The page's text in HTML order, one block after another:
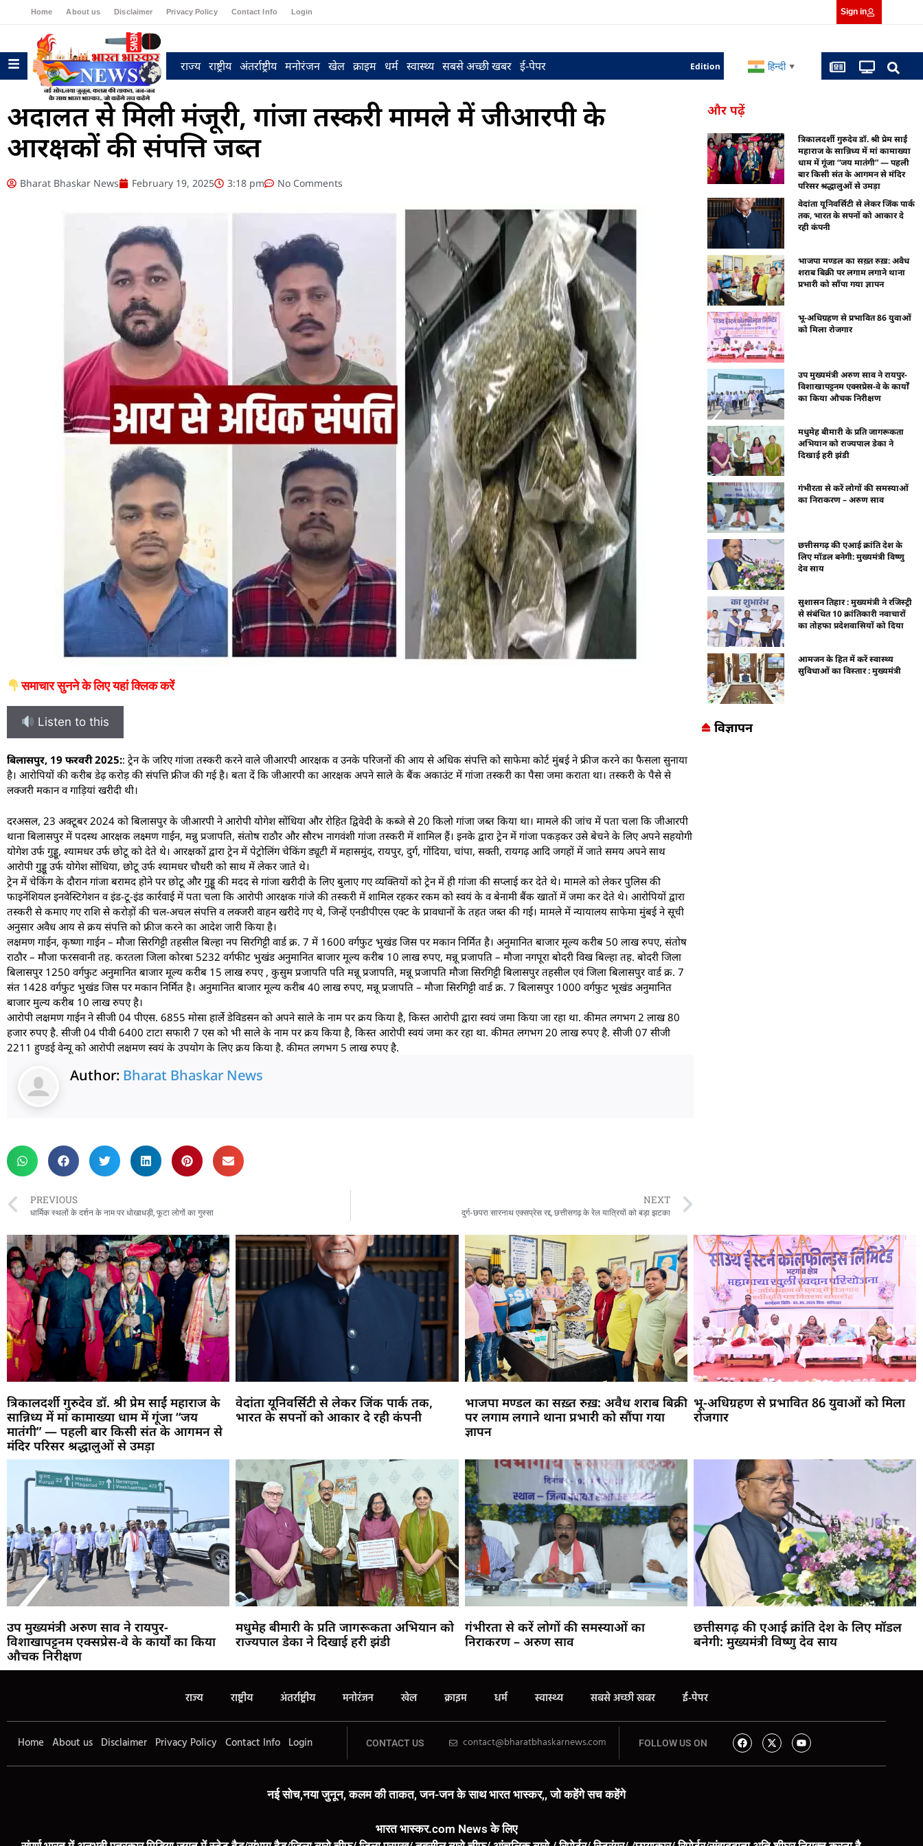
Home About us Disclaimer Privacy Policy Contact Info Login Sign in
राज्य राष्ट्रीय अंतर्राष्ट्रीय मनोरंजन खेल क्राइम धर्म स्वास्थ्य सबसे अच्छी खबर ई-पेपर Edition हिन्दी ▼
अदालत से मिली मंजूरी, गांजा तस्करी मामले में जीआरपी के
आरक्षकों की संपत्ति जब्त
Bharat Bhaskar News February 19, 2025 3:18 pm No Comments
समाचार सुनने के लिए यहां क्लिक करें
Listen to this
बिलासपुर, 19 फरवरी 2025:: ट्रेन के जरिए गांजा तस्करी करने वाले जीआरपी आरक्षक व उनके परिजनों की आय से अधिक संपत्ति को साफेमा कोर्ट मुंबई ने फ्रीज करने का फैसला सुनाया
है। आरोपियों की करीब डेढ़ करोड़ की संपत्ति फ्रीज की गई है। बता दें कि जीआरपी का आरक्षक अपने साले के बैंक अकाउंट में गांजा तस्करी का पैसा जमा कराता था। तस्करी के पैसे से
लक्जरी मकान व गाड़ियां खरीदी थी।
दरअसल, 23 अक्टूबर 2024 को बिलासपुर के जीआरपी ने आरोपी योगेश सोंधिया और रोहित द्विवेदी के कब्जे से 20 किलो गांजा जब्त किया था। मामले की जांच में पता चला कि जीआरपी
थाना बिलासपुर में पदस्थ आरक्षक लक्ष्मण गाईन, मन्नु प्रजापति, संतोष राठौर और सौरभ नागवंशी गांजा तस्करी में शामिल हैं। इनके द्वारा ट्रेन में गांजा पकड़कर उसे बेचने के लिए अपने सहयोगी
योगेश उर्फ गुड्डू, श्यामधर उर्फ छोटू को देते थे। आरक्षकों द्वारा ट्रेन में पेट्रोलिंग चेकिंग ड्यूटी में महासमुंद, रायपुर, दुर्ग, गोंदिया, चांपा, सक्ती, रायगढ़ आदि जगहों में जाते समय अपने साथ
आरोपी गुड्डू उर्फ योगेश सोंधिया, छोटू उर्फ श्यामधर चौधरी को साथ में लेकर जाते थे।
ट्रेन में चेकिंग के दौरान गांजा बरामद होने पर छोटू और गुड्डू की मदद से गांजा खरीदी के लिए बुलाए गए व्यक्तियों को ट्रेन में ही गांजा की सप्लाई कर देते थे। मामले को लेकर पुलिस की
फाइनेंशियल इनवेस्टिगेशन व इंड-टू-इंड कार्रवाई में पता चला कि आरोपी आरक्षक गांजे की तस्करी में शामिल रहकर रकम को स्वयं के व बेनामी बैंक खातों में जमा कर देते थे। आरोपियों द्वारा
तस्करी से कमाए गए राशि से करोड़ों की चल-अचल संपत्ति व लक्जरी वाहन खरीदे गए थे, जिन्हें एनडीपीएस एक्ट के प्रावधानों के तहत जब्त की गई। मामले में न्यायालय साफेमा मुंबई ने सूची
अनुसार अवैध आय से क्रय संपत्ति को फ्रीज करने का आदेश जारी किया है।
लक्षमण गाईन, कृष्णा गाईन – मौजा सिरगिट्टी तहसील बिल्हा नप सिरगिट्टी वार्ड क्र. 7 में 1600 वर्गफुट भुखंड जिस पर मकान निर्मित है। अनुमानित बाजार मूल्य करीब 50 लाख रुपए, संतोष
राठौर – मौजा फरसवानी तह. करतला जिला कोरबा 5232 वर्गफीट भुखंड अनुमानित बाजार मूल्य करीब 10 लाख रुपए, मन्नू प्रजापति – मौजा नगपूरा बोदरी विख बिल्हा तह. बोदरी जिला
बिलासपुर 1250 वर्गफुट अनुमानित बाजार मूल्य करीब 15 लाख रुपए , कुसुम प्रजापति पति मन्नू प्रजापति, मन्नू प्रजापति मौजा सिरगिट्टी बिलासपुर तहसील एवं जिला बिलासपुर वार्ड क्र. 7
संत 1428 वर्गफुट भुखंड जिस पर मकान निर्मित है। अनुमानित बाजार मूल्य करीब 40 लाख रुपए, मन्नू प्रजापति – मौजा सिरगिट्टी वार्ड क्र. 7 बिलासपुर 1000 वर्गफुट भूखंड अनुमानित
बाजार मुल्य करीब 10 लाख रुपए है।
आरोपी लक्षमण गाईन ने सीजी 04 पीएस. 6855 मोसा हार्ले डेविडसन को अपने साले के नाम पर क्रय किया है, किस्त आरोपी द्वारा स्वयं जमा किया जा रहा था. कीमत लगभग 2 लाख 80
हजार रुपए है. सीजी 04 पीवी 6400 टाटा सफारी 7 एस को भी साले के नाम पर क्रय किया है, किस्त आरोपी स्वयं जमा कर रहा था. कीमत लगभग 20 लाख रुपए है. सीजी 07 सीजी
2211 हुण्डई वेन्यू को आरोपी लक्षमण स्वयं के उपयोग के लिए क्रय किया है. कीमत लगभग 5 लाख रुपए है.
Author: Bharat Bhaskar News
PREVIOUS
धार्मिक स्थलों के दर्शन के नाम पर धोखाधड़ी, फूटा लोगों का गुस्सा
NEXT
दुर्ग-छपरा सारनाथ एक्सप्रेस रद्द, छत्तीसगढ़ के रेल यात्रियों को बड़ा झटका
और पढ़ें
त्रिकालदर्शी गुरुदेव डॉ. श्री प्रेम साईं
महाराज के सान्निध्य में मां कामाख्या
धाम में गूंजा “जय मातंगी” — पहली
बार किसी संत के आगमन से मंदिर
परिसर श्रद्धालुओं से उमड़ा
वेदांता यूनिवर्सिटी से लेकर जिंक पार्क
तक, भारत के सपनों को आकार दे
रही कंपनी
भाजपा मण्डल का सख़्त रुख़: अवैध
शराब बिक्री पर लगाम लगाने थाना
प्रभारी को सौंपा गया ज्ञापन
भू-अधिग्रहण से प्रभावित 86 युवाओं
को मिला रोजगार
उप मुख्यमंत्री अरुण साव ने रायपुर-
विशाखापट्टनम एक्सप्रेस-वे के कार्यों
का किया औचक निरीक्षण
मधुमेह बीमारी के प्रति जागरूकता
अभियान को राज्यपाल डेका ने
दिखाई हरी झंडी
गंभीरता से करें लोगों की समस्याओं
का निराकरण – अरुण साव
छत्तीसगढ़ की एआई क्रांति देश के
लिए मॉडल बनेगी: मुख्यमंत्री विष्णु
देव साय
सुशासन तिहार : मुख्यमंत्री ने रजिस्ट्री
से संबंधित 10 क्रांतिकारी नवाचारों
का तोहफा प्रदेशवासियों को दिया
आमजन के हित में करें स्वास्थ्य
सुविधाओं का विस्तार : मुख्यमंत्री
विज्ञापन
त्रिकालदर्शी गुरुदेव डॉ. श्री प्रेम साईं महाराज के
सान्निध्य में मां कामाख्या धाम में गूंजा “जय
मातंगी” — पहली बार किसी संत के आगमन से
मंदिर परिसर श्रद्धालुओं से उमड़ा
वेदांता यूनिवर्सिटी से लेकर जिंक पार्क तक,
भारत के सपनों को आकार दे रही कंपनी
भाजपा मण्डल का सख़्त रुख़: अवैध शराब बिक्री
पर लगाम लगाने थाना प्रभारी को सौंपा गया
ज्ञापन
भू-अधिग्रहण से प्रभावित 86 युवाओं को मिला
रोजगार
उप मुख्यमंत्री अरुण साव ने रायपुर-
विशाखापट्टनम एक्सप्रेस-वे के कार्यों का किया
औचक निरीक्षण
मधुमेह बीमारी के प्रति जागरूकता अभियान को
राज्यपाल डेका ने दिखाई हरी झंडी
गंभीरता से करें लोगों की समस्याओं का
निराकरण – अरुण साव
छत्तीसगढ़ की एआई क्रांति देश के लिए मॉडल
बनेगी: मुख्यमंत्री विष्णु देव साय
राज्य राष्ट्रीय अंतर्राष्ट्रीय मनोरंजन खेल क्राइम धर्म स्वास्थ्य सबसे अच्छी खबर ई-पेपर
Home About us Disclaimer Privacy Policy Contact Info Login CONTACT US contact@bharatbhaskarnews.com FOLLOW US ON
नई सोच,नया जुनून, कलम की ताकत, जन-जन के साथ भारत भास्कर,, जो कहेंगे सच कहेंगे
भारत भास्कर.com News के लिए